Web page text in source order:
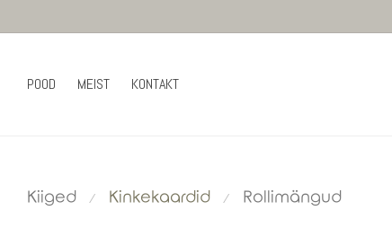
POOD MEIST KONTAKT
Kiiged ⁄ Kinkekaardid ⁄ Rollimängud